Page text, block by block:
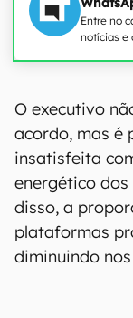
Entre no
notícias e
O executivo
acordo, mas é
insatisfeita
energético dos
disso, a
plataformas
diminuindo